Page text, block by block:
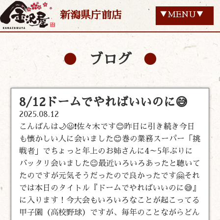
新潟県庁前店 ▼MENU▼
ブログ
8/12ドームでやればいいのに😅
2025.08.12
こんばんは🌙😃❗佐々木です😊昨日に引き続き今日
も懐かしい人に会いました😊巻の業務スーパー「挑
戦者」でちょっと年上のお姉さんに4～5年ぶりに
バッタリ会いました😉最近いろいろあったと聴いて
たのですが元気そうだったので良かったです🤗それ
では本日のタイトル『ドームでやればいいのに😅』
に入ります！今大会もいろいろなことが起こってる
甲子園（高校野球）ですが、毎年のことながらどん